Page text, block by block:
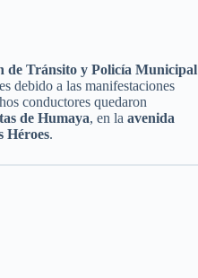
de Tránsito y Policía Municipal
debido a las manifestaciones
conductores quedaron
de Humaya, en la avenida
Héroes.